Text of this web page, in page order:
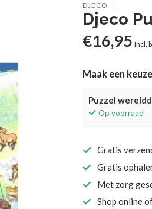
DJECO
Djeco
€16,95 Incl.
Maak een keuze
Puzzel
Op voorraad
Gratis
Gratis
Met zorg
Shop online